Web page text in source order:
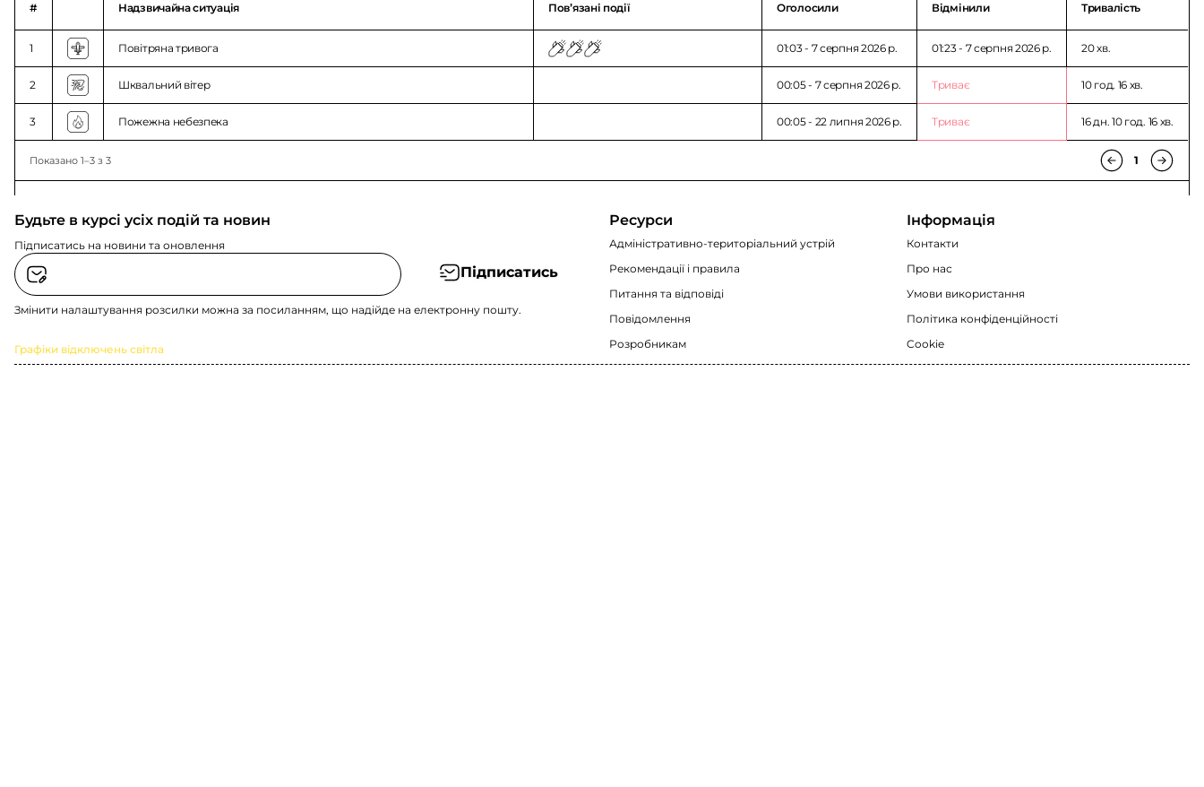
# Надзвичайна ситуація Повʼязані події Оголосили Відмінили Тривалість
1 Повітряна тривога 01:03 - 7 серпня 2026 p. 01:23 - 7 серпня 2026 p. 20 хв.
2 Шквальний вітер 00:05 - 7 серпня 2026 p. Триває 10 год. 16 хв.
3 Пожежна небезпека 00:05 - 22 липня 2026 p. Триває 16 дн. 10 год. 16 хв.
Показано 1–3 з 3 1
Будьте в курсі усіх подій та новин
Підписатись на новини та оновлення
Підписатись
Змінити налаштування розсилки можна за посиланням, що надійде на електронну пошту.
Графіки відключень світла
Ресурси
Адміністративно-територіальний устрій
Рекомендації i правила
Питання та відповіді
Повідомлення
Розробникам
Інформація
Контакти
Про нас
Умови використання
Політика конфіденційності
Cookie